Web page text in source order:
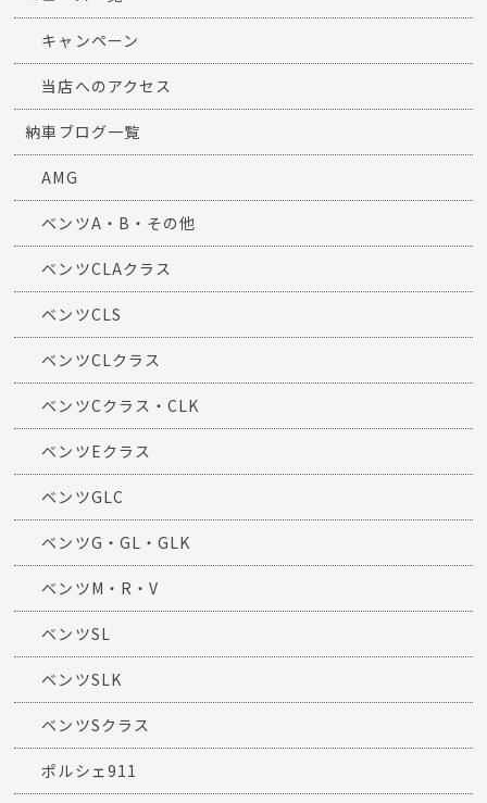
キャンペーン
当店へのアクセス
納車ブログ一覧
AMG
ベンツA・B・その他
ベンツCLAクラス
ベンツCLS
ベンツCLクラス
ベンツCクラス・CLK
ベンツEクラス
ベンツGLC
ベンツG・GL・GLK
ベンツM・R・V
ベンツSL
ベンツSLK
ベンツSクラス
ポルシェ911